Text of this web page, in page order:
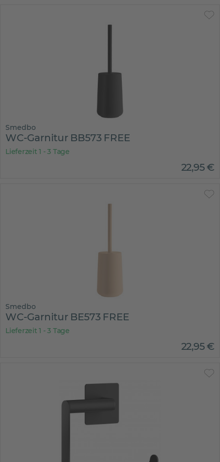
Smedbo
WC-Garnitur BB573 FREE
Lieferzeit 1 - 3 Tage
22,95€
Smedbo
WC-Garnitur BE573 FREE
Lieferzeit 1 - 3 Tage
22,95€